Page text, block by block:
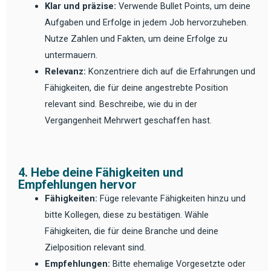
Klar und präzise: Verwende Bullet Points, um deine
Aufgaben und Erfolge in jedem Job hervorzuheben.
Nutze Zahlen und Fakten, um deine Erfolge zu
untermauern.
Relevanz: Konzentriere dich auf die Erfahrungen und
Fähigkeiten, die für deine angestrebte Position
relevant sind. Beschreibe, wie du in der
Vergangenheit Mehrwert geschaffen hast.
4. Hebe deine Fähigkeiten und
Empfehlungen hervor
Fähigkeiten: Füge relevante Fähigkeiten hinzu und
bitte Kollegen, diese zu bestätigen. Wähle
Fähigkeiten, die für deine Branche und deine
Zielposition relevant sind.
Empfehlungen: Bitte ehemalige Vorgesetzte oder